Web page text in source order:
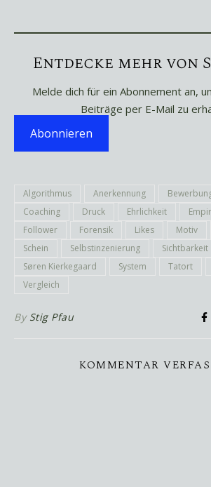
Entdecke mehr von
Melde dich für ein Abonnement an,
Beiträge per E-Mail zu
Abonnieren
Algorithmus Anerkennung
Coaching
Druck Ehrlichkeit
Follower
Forensik Likes Motiv
Schein
Selbstinzenierung Sichtbarkeit
Søren Kierkegaard
System Tatort
Vergleich
By Stig Pfau
KOMMENTAR